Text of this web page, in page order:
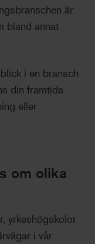
är
bland annat
i en bransch
din framtida
eller
om olika
yrkeshögskolor
i vår